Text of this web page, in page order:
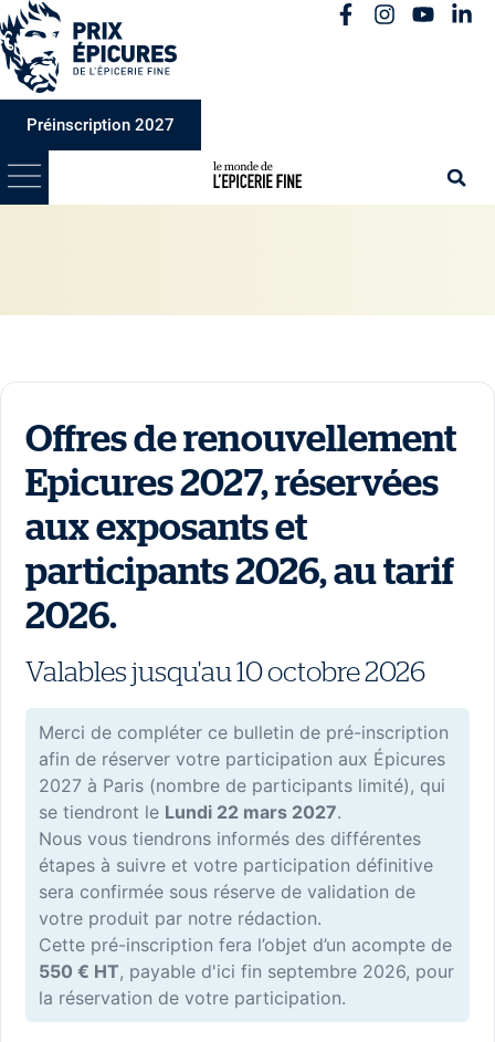
Préinscription 2027
Offres de renouvellement
Epicures 2027, réservées
aux exposants et
participants 2026, au tarif
2026.
Valables jusqu'au 10 octobre 2026
Merci de compléter ce bulletin de pré-inscription
afin de réserver votre participation aux Épicures
2027 à Paris (nombre de participants limité), qui
se tiendront le Lundi 22 mars 2027.
Nous vous tiendrons informés des différentes
étapes à suivre et votre participation définitive
sera confirmée sous réserve de validation de
votre produit par notre rédaction.
Cette pré-inscription fera l’objet d’un acompte de
550 € HT, payable d'ici fin septembre 2026, pour
la réservation de votre participation.